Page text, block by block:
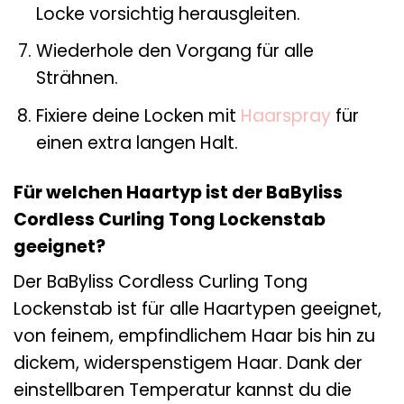
Locke vorsichtig herausgleiten.
Wiederhole den Vorgang für alle
Strähnen.
Fixiere deine Locken mit Haarsprayfür
einen extra langen Halt.
Für welchen Haartyp ist der BaByliss
Cordless Curling Tong Lockenstab
geeignet?
Der BaByliss Cordless Curling Tong
Lockenstab ist für alle Haartypen geeignet,
von feinem, empfindlichem Haar bis hin zu
dickem, widerspenstigem Haar. Dank der
einstellbaren Temperatur kannst du die